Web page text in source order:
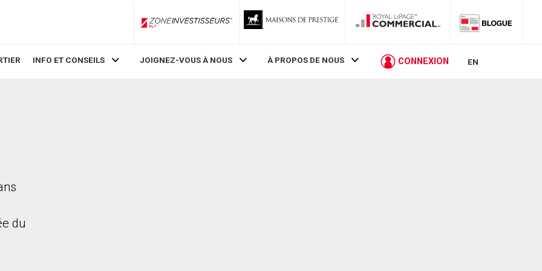
ZoneInvestisseurs RLP
INFO ET CONSEILS JOIGNEZ-VOUS À NOUS À PROPOS DE NOUS CONNEXION EN
du